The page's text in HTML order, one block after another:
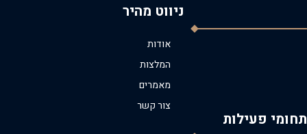
ניווט מהיר
אודות
המלצות
מאמרים
צור קשר
תחומי פעילות